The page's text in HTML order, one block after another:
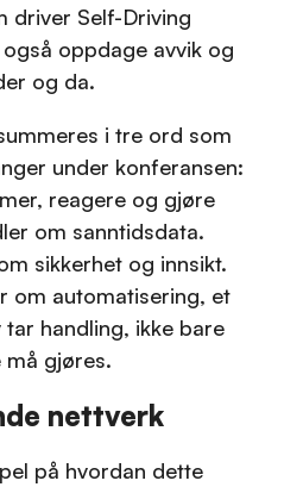
driver Self-Driving
oppdage avvik og
og da.
i tre ord som
under konferansen:
reagere og gjøre
om sanntidsdata.
sikkerhet og innsikt.
om automatisering, et
handling, ikke bare
må gjøres.
nettverk
på hvordan dette